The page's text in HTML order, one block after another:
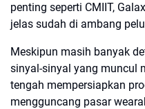
penting seperti CMIIT,
jelas sudah di ambang
Meskipun masih banyak
sinyal-sinyal yang muncul
tengah mempersiapkan
mengguncang pasar